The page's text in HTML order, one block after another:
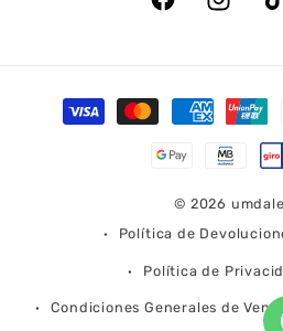
FacebookInstagram
Formas
de
© 2026
Política de
Política de
Condiciones Generales de